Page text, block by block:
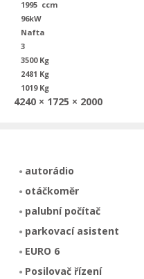
1995 ccm
96kW
Nafta
3
3500 Kg
2481 Kg
1019 Kg
4240 × 1725 × 2000
autorádio
otáčkoměr
palubní počítač
parkovací asistent
EURO 6
Posilovač řízení